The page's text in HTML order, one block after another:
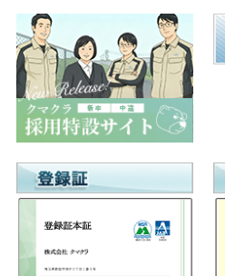
ー
ョ